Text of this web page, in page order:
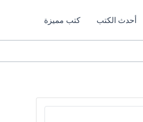
أحدث الكتب كتب مميزة